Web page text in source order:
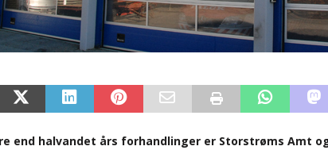
end halvandet års forhandlinger er Storstrøms Amt